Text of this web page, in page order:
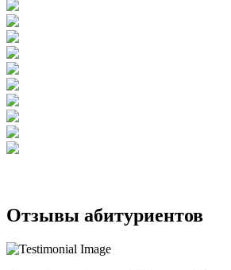
Отзывы абитуриентов